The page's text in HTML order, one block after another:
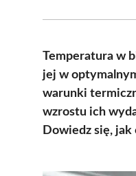
Temperatura w
jej w
warunki
wzrostu ich
Dowiedz się,